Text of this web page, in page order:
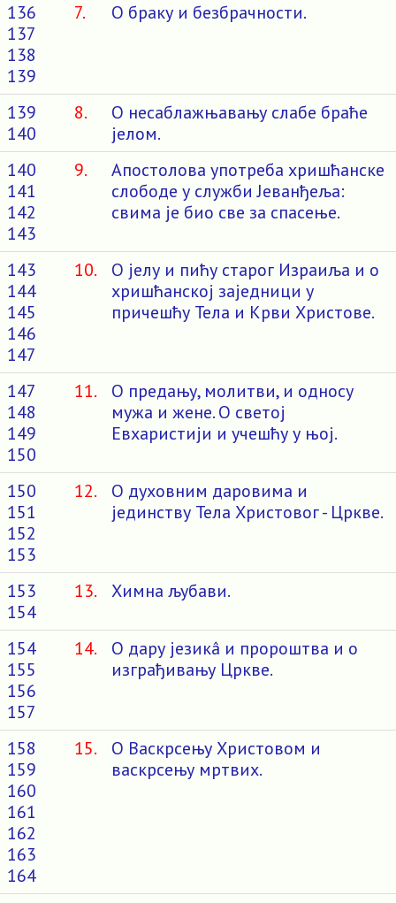
136
137
138
139
7. О браку и безбрачности.
139
140
8.
О несаблажњавању слабе браће
јелом.
140
141
142
143
9.
Апостолова употреба хришћанске
слободе у служби Јеванђеља:
свима је био све за спасење.
143
144
145
146
147
10.
О јелу и пићу старог Израиља и о
хришћанској заједници у
причешћу Тела и Крви Христове.
147
148
149
150
11.
О предању, молитви, и односу
мужа и жене. О светој
Евхаристији и учешћу у њој.
150
151
152
153
12.
О духовним даровима и
јединству Тела Христовог - Цркве.
153
154
13. Химна љубави.
154
155
156
157
14.
О дару језикâ и пророштва и о
изграђивању Цркве.
158
159
160
161
162
163
164
15.
О Васкрсењу Христовом и
васкрсењу мртвих.